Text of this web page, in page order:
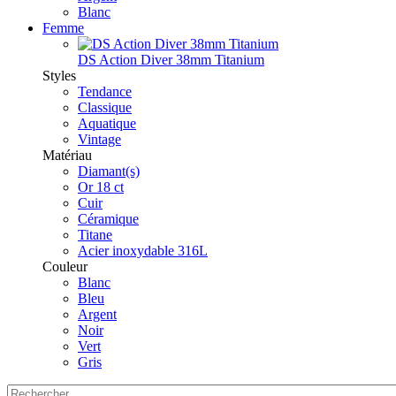
Blanc
Femme
DS Action Diver 38mm Titanium
Styles
Tendance
Classique
Aquatique
Vintage
Matériau
Diamant(s)
Or 18 ct
Cuir
Céramique
Titane
Acier inoxydable 316L
Couleur
Blanc
Bleu
Argent
Noir
Vert
Gris